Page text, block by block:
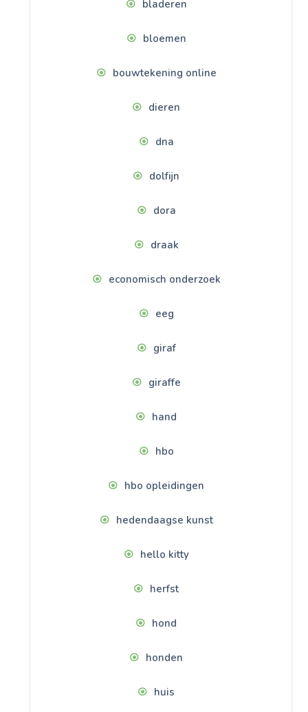
bladeren
bloemen
bouwtekening online
dieren
dna
dolfijn
dora
draak
economisch onderzoek
eeg
giraf
giraffe
hand
hbo
hbo opleidingen
hedendaagse kunst
hello kitty
herfst
hond
honden
huis